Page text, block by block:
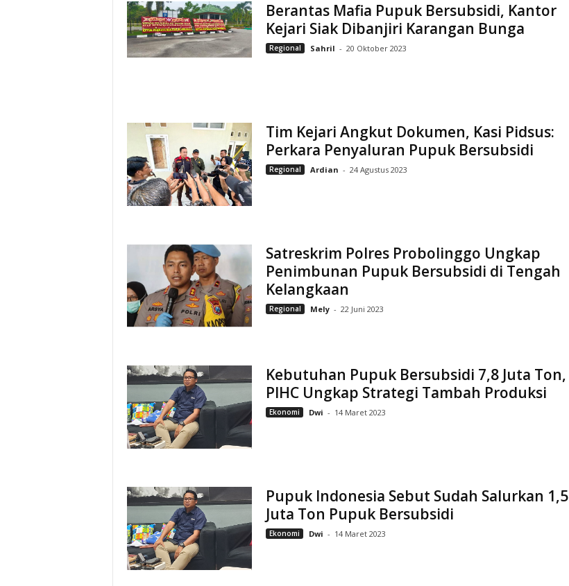
Berantas Mafia Pupuk Bersubsidi, Kantor
Kejari Siak Dibanjiri Karangan Bunga
Regional Sahril - 20 Oktober 2023
Tim Kejari Angkut Dokumen, Kasi Pidsus:
Perkara Penyaluran Pupuk Bersubsidi
Regional Ardian - 24 Agustus 2023
Satreskrim Polres Probolinggo Ungkap
Penimbunan Pupuk Bersubsidi di Tengah
Kelangkaan
Regional Mely - 22 Juni 2023
Kebutuhan Pupuk Bersubsidi 7,8 Juta Ton,
PIHC Ungkap Strategi Tambah Produksi
Ekonomi Dwi - 14 Maret 2023
Pupuk Indonesia Sebut Sudah Salurkan 1,5
Juta Ton Pupuk Bersubsidi
Ekonomi Dwi - 14 Maret 2023